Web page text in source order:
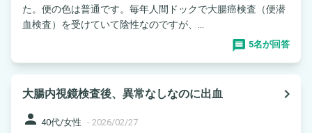
た。便の色は普通です。毎年人間ドックで大腸癌検査（便潜
血検査）を受けていて陰性なのですが、...
5名が回答
大腸内視鏡検査後、異常なしなのに出血
navigate_next
person 40代/女性 - 2026/02/27